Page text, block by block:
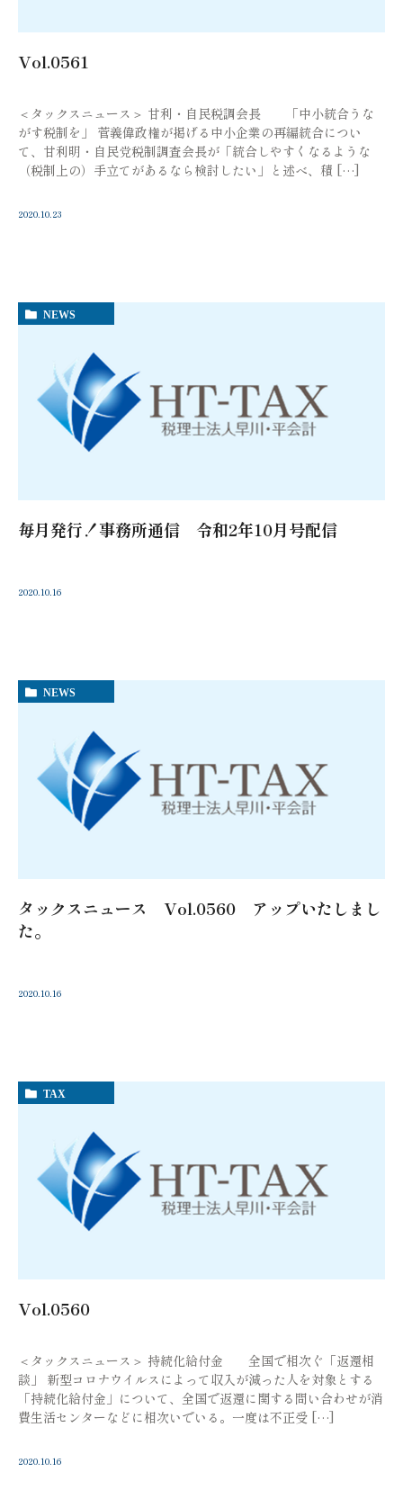
Vol.0561
＜タックスニュース＞ 甘利・自民税調会長 「中小統合うな
がす税制を」 菅義偉政権が掲げる中小企業の再編統合につい
て、甘利明・自民党税制調査会長が「統合しやすくなるような
（税制上の）手立てがあるなら検討したい」と述べ、積 […]
2020.10.23
NEWS
毎月発行！事務所通信 令和2年10月号配信
2020.10.16
NEWS
タックスニュース Vol.0560 アップいたしまし
た。
2020.10.16
TAX
Vol.0560
＜タックスニュース＞ 持続化給付金 全国で相次ぐ「返還相
談」 新型コロナウイルスによって収入が減った人を対象とする
「持続化給付金」について、全国で返還に関する問い合わせが消
費生活センターなどに相次いでいる。一度は不正受 […]
2020.10.16